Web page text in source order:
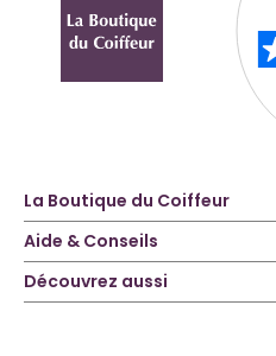
La Boutique du Coiffeur
Aide & Conseils
Découvrez aussi